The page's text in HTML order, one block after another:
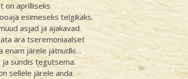
on aprilliseks
esimeseks telgikaks.
asjad ja ajakavad.
ära tseremoniaalset
enam järele jätnudki…
sundis tegutsema.
sellele järele anda.